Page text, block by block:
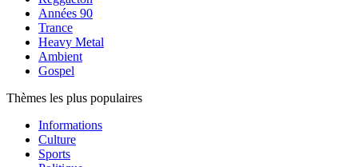
Années 90
Trance
Heavy Metal
Ambient
Gospel
Thèmes les plus populaires
Informations
Culture
Sports